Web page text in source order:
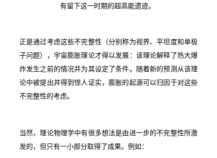
有留下这一时期的超高能遗迹。
正是通过考虑这些不完整性（分别称为视界、平坦度和单极
子问题），宇宙膨胀理论才得以发展：该理论解释了热大爆
炸发生之前的情况并为其设定了条件。随着新的预测从该理
论中被提出并得到惊人证实，膨胀的起源可以归因于对这些
不完整性的考虑。
当然，理论物理学中有很多想法是由进一步的不完整性所激
发的，但只有一小部分取得了成果。例如：